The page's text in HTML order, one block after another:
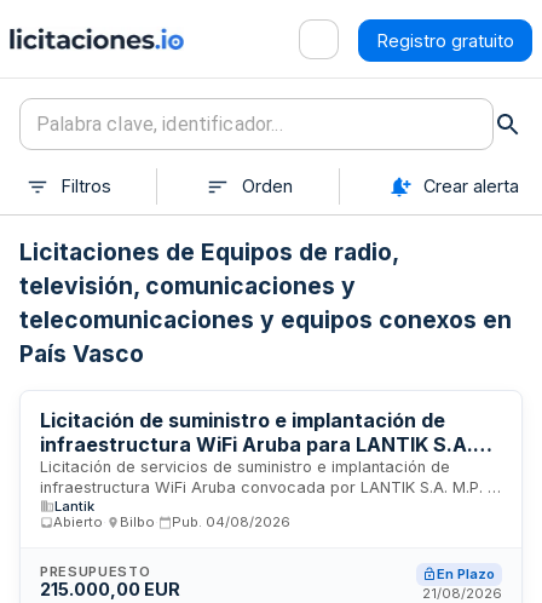
Registro gratuito
Filtros Orden Crear alerta
Licitaciones de Equipos de radio,
televisión, comunicaciones y
telecomunicaciones y equipos conexos en
País Vasco
Licitación de suministro e implantación de
infraestructura WiFi Aruba para LANTIK S.A.
M.P.
Licitación de servicios de suministro e implantación de
infraestructura WiFi Aruba convocada por LANTIK S.A. M.P. El
contrato comprende la provisión de equipamiento hardware,
servicios de implantación, migración y puesta en marcha de
durante tres años. Se incluye la posibilidad de adquirir
elementos hardware y servicios adicionales bajo demanda
Lantik
Abierto
Bilbo Pub. 04/08/2026
PRESUPUESTO
215.000,00 EUR
En Plazo
21/08/2026